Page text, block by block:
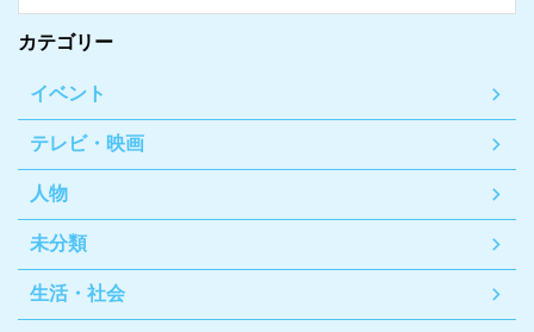
カテゴリー
イベント
テレビ・映画
人物
未分類
生活・社会